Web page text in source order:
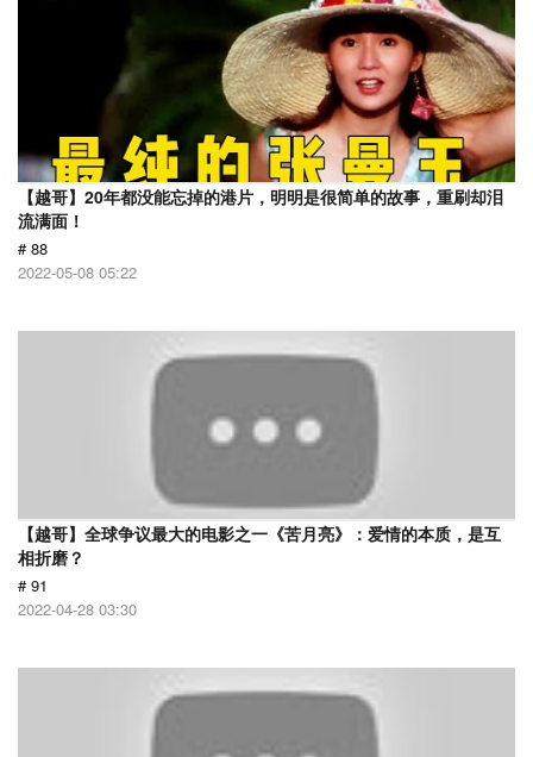
【越哥】20年都没能忘掉的港片，明明是很简单的故事，重刷却泪
流满面！
# 88
2022-05-08 05:22
【越哥】全球争议最大的电影之一《苦月亮》：爱情的本质，是互
相折磨？
# 91
2022-04-28 03:30